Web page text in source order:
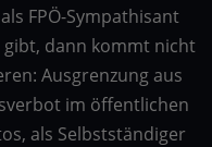
FPÖ-Sympathisant
gibt, dann kommt nicht
Ausgrenzung aus
im öffentlichen
als Selbstständiger